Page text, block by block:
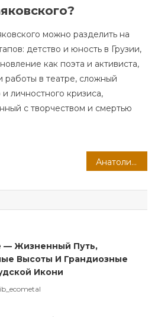
можно разделить на
детство и юность в Грузии,
как поэта и активиста,
работы в театре, сложный
личностного кризиса,
с творчеством и смертью
Анатолий — славная артистическая история маленького кота, заполнившего огромные экраны
— Жизненный Путь,
Высоты И Грандиозные
Икони